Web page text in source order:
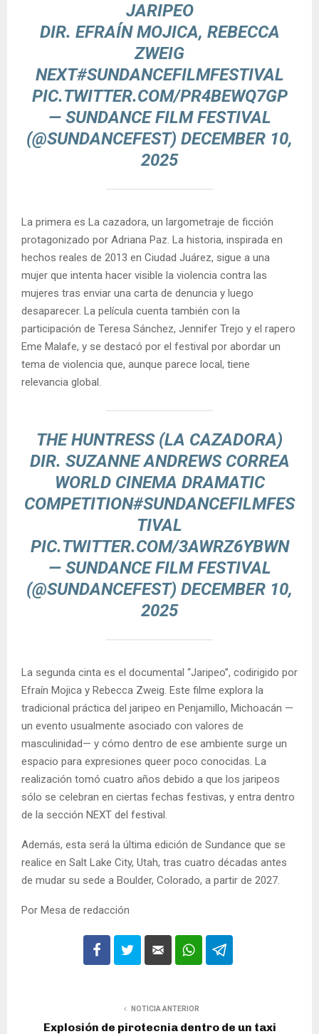
JARIPEO
DIR. EFRAÍN MOJICA, REBECCA
ZWEIG
NEXT#SUNDANCEFILMFESTIVAL
PIC.TWITTER.COM/PR4BEWQ7GP
— SUNDANCE FILM FESTIVAL
(@SUNDANCEFEST) DECEMBER 10,
2025
La primera es La cazadora, un largometraje de ficción
protagonizado por Adriana Paz. La historia, inspirada en
hechos reales de 2013 en Ciudad Juárez, sigue a una
mujer que intenta hacer visible la violencia contra las
mujeres tras enviar una carta de denuncia y luego
desaparecer. La película cuenta también con la
participación de Teresa Sánchez, Jennifer Trejo y el rapero
Eme Malafe, y se destacó por el festival por abordar un
tema de violencia que, aunque parece local, tiene
relevancia global.
THE HUNTRESS (LA CAZADORA)
DIR. SUZANNE ANDREWS CORREA
WORLD CINEMA DRAMATIC
COMPETITION#SUNDANCEFILMFES
TIVAL
PIC.TWITTER.COM/3AWRZ6YBWN
— SUNDANCE FILM FESTIVAL
(@SUNDANCEFEST) DECEMBER 10,
2025
La segunda cinta es el documental “Jaripeo”, codirigido por
Efraín Mojica y Rebecca Zweig. Este filme explora la
tradicional práctica del jaripeo en Penjamillo, Michoacán —
un evento usualmente asociado con valores de
masculinidad— y cómo dentro de ese ambiente surge un
espacio para expresiones queer poco conocidas. La
realización tomó cuatro años debido a que los jaripeos
sólo se celebran en ciertas fechas festivas, y entra dentro
de la sección NEXT del festival.
Además, esta será la última edición de Sundance que se
realice en Salt Lake City, Utah, tras cuatro décadas antes
de mudar su sede a Boulder, Colorado, a partir de 2027.
Por Mesa de redacción
NOTICIA ANTERIOR
Explosión de pirotecnia dentro de un taxi